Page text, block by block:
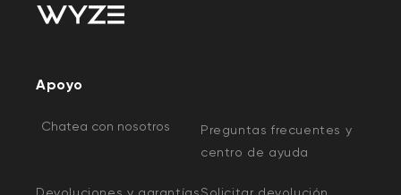
Apoyo
Chatea con nosotros
Preguntas frecuentes y
centro de ayuda